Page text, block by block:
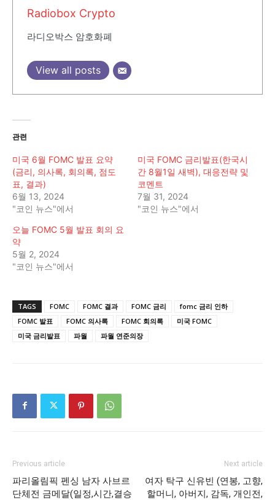
Radiobox Crypto
라디오박스 암호화폐
View all posts
관련
미국 6월 FOMC 발표 요약
(금리, 의사록, 회의록, 점도
표, 결과)
6월 13, 2024
"코인 뉴스"에서
미국 FOMC 금리발표(한국시
간 8월1일 새벽), 대응전략 및
코멘트
7월 31, 2024
"코인 뉴스"에서
오늘 FOMC 5월 발표 회의 요
약
5월 2, 2024
"코인 뉴스"에서
TAGS FOMC FOMC 결과 FOMC 금리
fomc 금리 인하
FOMC 발표
FOMC 의사록 FOMC 회의록
미국 FOMC
미국 금리발표
파월 파월 연준의장
Previous article
파리올림픽 펜싱 남자 사브르
단체전 금메달(일정,시간,결승
Next article
여자 탁구 신유빈 (연봉, 고향,
할머니, 아버지, 감독, 개인전,